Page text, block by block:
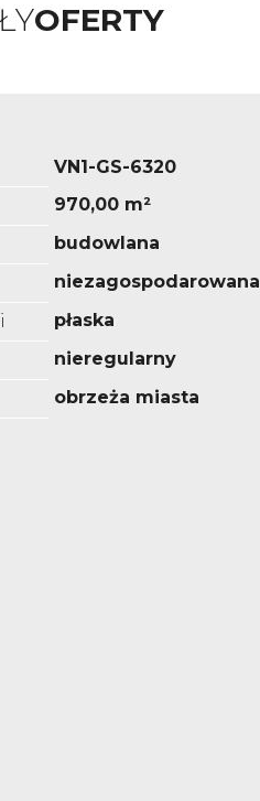
OFERTY
VN1-GS-6320
970,00 m²
budowlana
niezagospodarowana
płaska
nieregularny
obrzeża miasta